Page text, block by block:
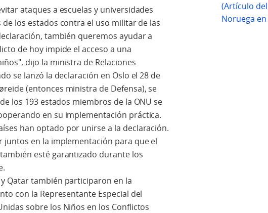
ataques a escuelas y universidades
los estados contra el uso militar de las
también queremos ayudar a
de hoy impide el acceso a una
dijo la ministra de Relaciones
se lanzó la declaración en Oslo el 28 de
(entonces ministra de Defensa), se
los 193 estados miembros de la ONU se
en su implementación práctica.
han optado por unirse a la declaración.
en la implementación para que el
esté garantizado durante los
Qatar también participaron en la
con la Representante Especial del
sobre los Niños en los Conflictos
(Artículo
Noruega